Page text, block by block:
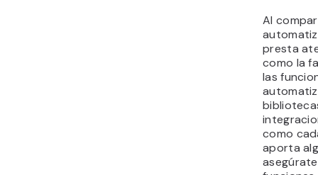
Al
presta
como la
las
como
aporta